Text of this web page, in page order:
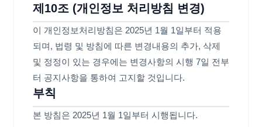
제10조 (개인정보 처리방침 변경)
이 개인정보처리방침은 2025년 1월 1일부터 적용
되며, 법령 및 방침에 따른 변경내용의 추가, 삭제
및 정정이 있는 경우에는 변경사항의 시행 7일 전부
터 공지사항을 통하여 고지할 것입니다.
부칙
본 방침은 2025년 1월 1일부터 시행됩니다.